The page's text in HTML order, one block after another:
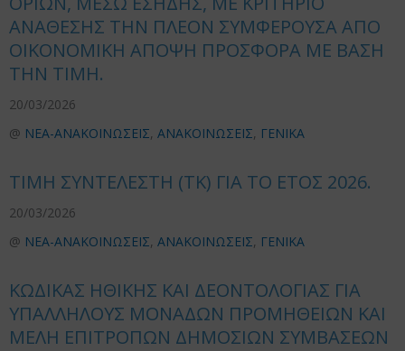
ΑΝΑΘΕΣΗΣ ΤΗΝ ΠΛΕΟΝ ΣΥΜΦΕΡΟΥΣΑ ΑΠΟ
ΟΙΚΟΝΟΜΙΚΗ ΑΠΟΨΗ ΠΡΟΣΦΟΡΑ ΜΕ ΒΑΣΗ
ΤΗΝ ΤΙΜΗ.
20/03/2026
@ ΝΕΑ-ΑΝΑΚΟΙΝΩΣΕΙΣ, ΑΝΑΚΟΙΝΩΣΕΙΣ, ΓΕΝΙΚΑ
ΤΙΜΗ ΣΥΝΤΕΛΕΣΤΗ (ΤΚ) ΓΙΑ ΤΟ ΕΤΟΣ 2026.
20/03/2026
@ ΝΕΑ-ΑΝΑΚΟΙΝΩΣΕΙΣ, ΑΝΑΚΟΙΝΩΣΕΙΣ, ΓΕΝΙΚΑ
ΚΩΔΙΚΑΣ ΗΘΙΚΗΣ ΚΑΙ ΔΕΟΝΤΟΛΟΓΙΑΣ ΓΙΑ
ΥΠΑΛΛΗΛΟΥΣ ΜΟΝΑΔΩΝ ΠΡΟΜΗΘΕΙΩΝ ΚΑΙ
ΜΕΛΗ ΕΠΙΤΡΟΠΩΝ ΔΗΜΟΣΙΩΝ ΣΥΜΒΑΣΕΩΝ